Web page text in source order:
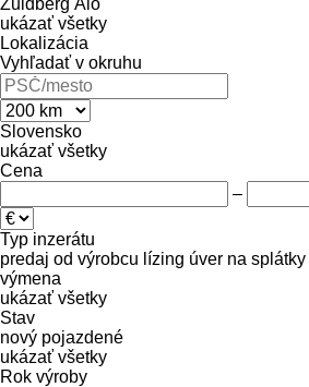
ukázať všetky
Lokalizácia
Vyhľadať v okruhu
Slovensko
ukázať všetky
Cena
–
Typ inzerátu
predaj od výrobcu lízing úver na splátky
výmena
ukázať všetky
Stav
nový pojazdené
ukázať všetky
Rok výroby